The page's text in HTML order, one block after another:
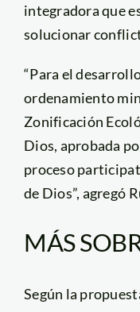
integradora que
solucionar
“Para el
ordenamiento
Zonificación
Dios, aprobada
proceso
de Dios”, agregó
MÁS
Según la